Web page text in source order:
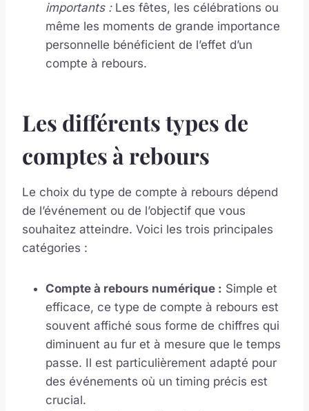
importants :Les fêtes, les célébrations ou
même les moments de grande importance
personnelle bénéficient de l’effet d’un
compte à rebours.
Les différents types de
comptes à rebours
Le choix du type de compte à rebours dépend
de l’événement ou de l’objectif que vous
souhaitez atteindre. Voici les trois principales
catégories :
Compte à rebours numérique : Simple et
efficace, ce type de compte à rebours est
souvent affiché sous forme de chiffres qui
diminuent au fur et à mesure que le temps
passe. Il est particulièrement adapté pour
des événements où un timing précis est
crucial.